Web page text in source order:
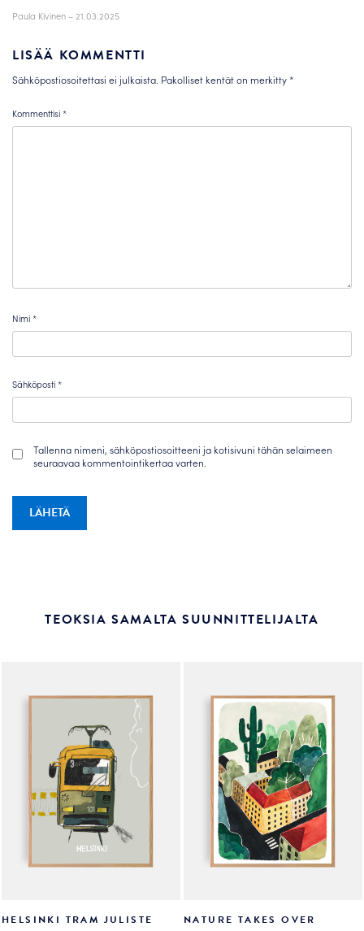
Paula Kivinen – 21.03.2025
LISÄÄ KOMMENTTI
Sähköpostiosoitettasi ei julkaista. Pakolliset kentät on merkitty*
Kommenttisi*
Nimi*
Sähköposti*
Tallenna nimeni, sähköpostiosoitteeni ja kotisivuni tähän selaimeen
seuraavaa kommentointikertaa varten.
TEOKSIA SAMALTA SUUNNITTELIJALTA
HELSINKI TRAM JULISTE
NATURE TAKES OVER